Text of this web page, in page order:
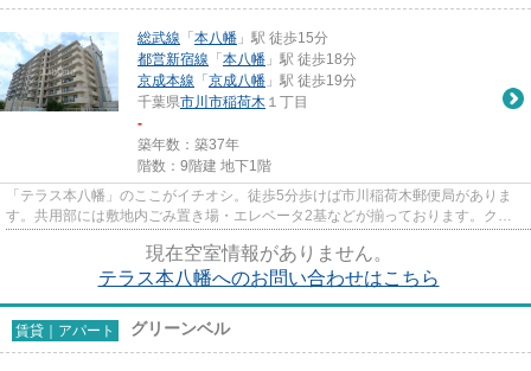
総武線 「 本八幡 」駅 徒歩15分
都営新宿線 「 本八幡 」駅 徒歩18分
京成本線 「 京成八幡 」駅 徒歩19分
千葉県市川市稲荷木 １丁目
-
築年数：築37年
階数：9階建 地下1階
「テラス本八幡」のここがイチオシ。徒歩5分歩けば市川稲荷木郵便局がありま
す。共用部には敷地内ごみ置き場・エレベータ2基などが揃っております。クレ
現在空室情報がありません。
テラス本八幡へのお問い合わせはこちら
賃貸｜アパート グリーンベル